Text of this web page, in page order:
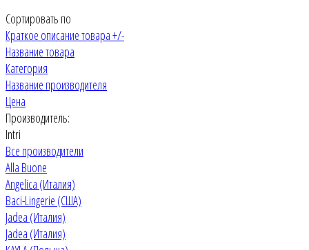
Сортировать по
Краткое описание товара +/-
Название товара
Категория
Название производителя
Цена
Производитель:
Intri
Все производители
Alla Buone
Angelica (Италия)
Baci-Lingerie (США)
Jadea (Италия)
Jadea (Италия)